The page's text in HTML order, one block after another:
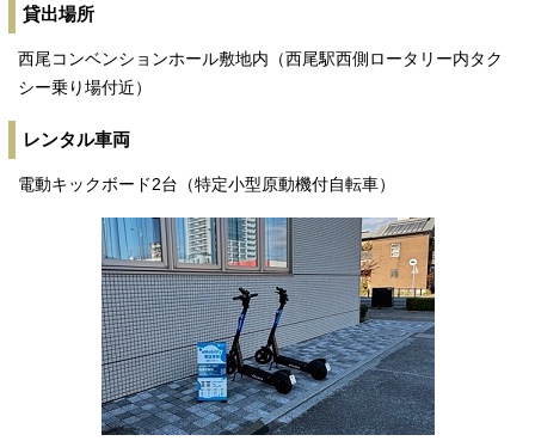
貸出場所
西尾コンベンションホール敷地内（西尾駅西側ロータリー内タク
シー乗り場付近）
レンタル車両
電動キックボード2台（特定小型原動機付自転車）